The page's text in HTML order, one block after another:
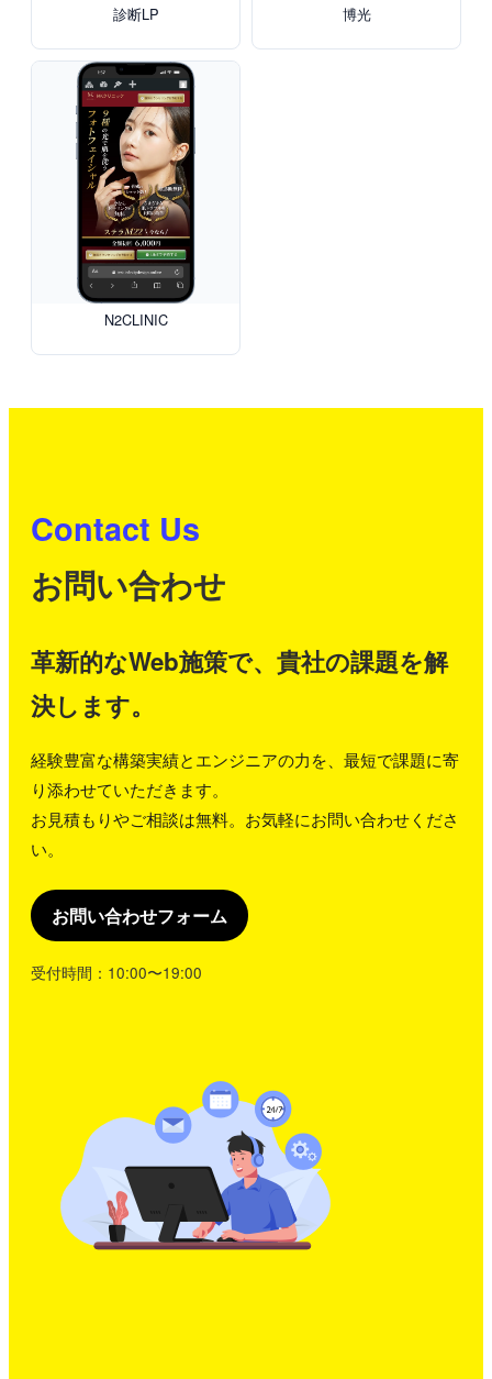
診断LP 博光
N2CLINIC
Contact Us
お問い合わせ
革新的なWeb施策で、貴社の課題を解
決します。
経験豊富な構築実績とエンジニアの力を、最短で課題に寄
り添わせていただきます。
お見積もりやご相談は無料。お気軽にお問い合わせくださ
い。
お問い合わせフォーム
受付時間：10:00〜19:00